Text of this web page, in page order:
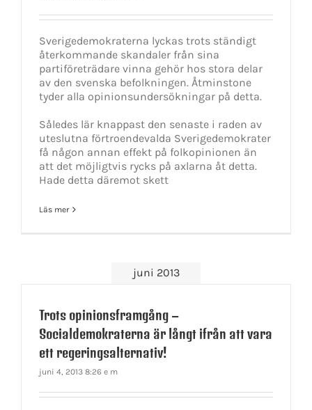
Sverigedemokraterna lyckas trots ständigt
återkommande skandaler från sina
partiföreträdare vinna gehör hos stora delar
av den svenska befolkningen. Åtminstone
tyder alla opinionsundersökningar på detta.
Således lär knappast den senaste i raden av
uteslutna förtroendevalda Sverigedemokrater
få någon annan effekt på folkopinionen än
att det möjligtvis rycks på axlarna åt detta.
Hade detta däremot skett
Läs mer
juni 2013
Trots opinionsframgång –
Socialdemokraterna är långt ifrån att vara
ett regeringsalternativ!
juni 4, 2013 8:26 e m